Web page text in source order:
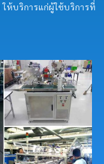
ห้บริการแก่ผู้ใช้บริการที่